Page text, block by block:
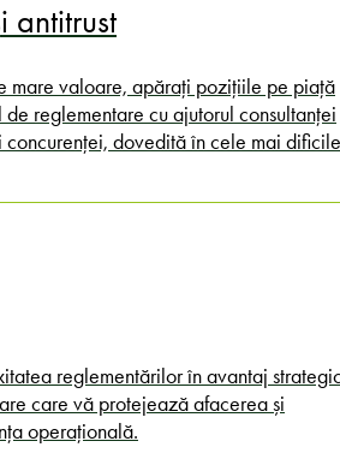
antitrust
mare valoare, apărați pozițiile pe piață
reglementare cu ajutorul consultanței
concurenței, dovedită în cele mai dificile
reglementărilor în avantaj
care vă protejează afacerea și
operațională.